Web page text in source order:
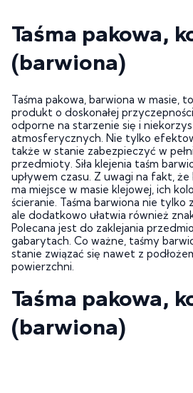
Taśma pakowa,
(barwiona)
Taśma pakowa, barwiona w masie,
produkt o doskonałej
odporne na starzenie się i
atmosferycznych. Nie tylko
także w stanie zabezpieczyć w
przedmioty. Siła klejenia taśm
upływem czasu. Z uwagi na fakt,
ma miejsce w masie klejowej, ich
ścieranie. Taśma barwiona nie tylko
ale dodatkowo ułatwia również
Polecana jest do zaklejania
gabarytach. Co ważne, taśmy
stanie związać się nawet z
powierzchni.
Taśma pakowa,
(barwiona)